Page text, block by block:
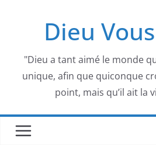
Dieu
"Dieu a tant aimé le monde
unique, afin que quiconque
point, mais qu’il ait la